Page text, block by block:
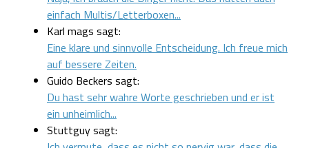
einfach Multis/Letterboxen...
Karl mags sagt:
Eine klare und sinnvolle Entscheidung. Ich freue mich
auf bessere Zeiten.
Guido Beckers sagt:
Du hast sehr wahre Worte geschrieben und er ist
ein unheimlich...
Stuttguy sagt: